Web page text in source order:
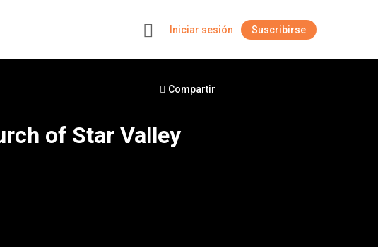
Iniciar sesión Suscribirse
Compartir
of Star Valley